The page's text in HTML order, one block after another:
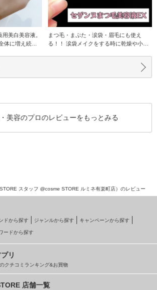
美白美容液。
体に増え続け
まつ毛・まぶた・涙袋・眉毛にも使え
る！！ 涙袋メイクをする時に乾燥や小じ
美容のプロのレビューをもっとみる
スタッフ @cosme STORE ルミネ有楽町店）のレビュー
ドから探す ジャンルから探す キャンペーンから探す
ードから探す
リ
クチコミランキング&お買物
店舗一覧